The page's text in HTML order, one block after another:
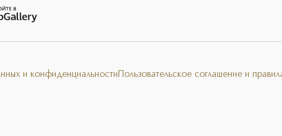
и конфиденциальности Пользовательское соглашение и